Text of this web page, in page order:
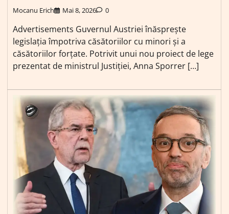
Mocanu Erich Mai 8, 2026 0
Advertisements Guvernul Austriei înăsprește
legislația împotriva căsătoriilor cu minori și a
căsătoriilor forțate. Potrivit unui nou proiect de lege
prezentat de ministrul Justiției, Anna Sporrer […]